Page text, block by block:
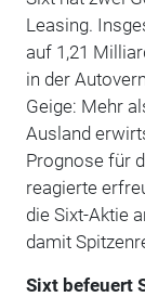
Leasing.
auf 1,21
in der
Geige: Mehr
Ausland
Prognose für
reagierte
die Sixt-Aktie
damit
Sixt befeuert